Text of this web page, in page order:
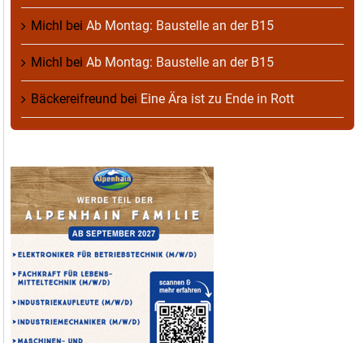
Michl bei Ab Montag: Baustelle an der B15
Michl bei Ab Montag: Baustelle an der B15
Bäckereifreund bei Eine Ära ist zu Ende in Rott